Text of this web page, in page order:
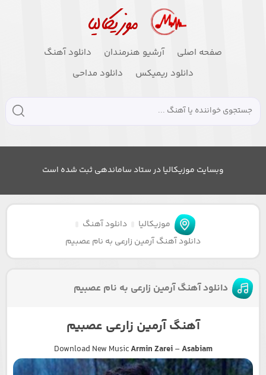
صفحه اصلی آرشیو هنرمندان
دانلود آهنگ
دانلود ریمیکس
دانلود مداحی
وبسایت موزیکالیا در ستاد ساماندهی ثبت شده است
موزیکالیا
دانلود آهنگ
دانلود آهنگ آرمین زارعی به نام عصبیم
دانلود آهنگ آرمین زارعی به نام عصبیم
آهنگ آرمین زارعی عصبیم
Download New MusicArmin Zarei–Asabiam